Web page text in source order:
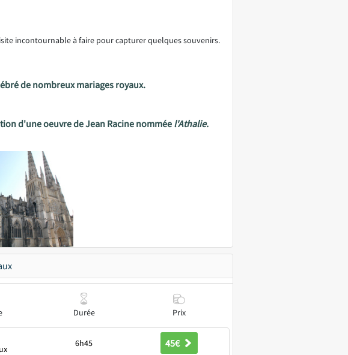
incontournable à faire pour capturer quelques souvenirs.
de nombreux mariages royaux.
d'une oeuvre de Jean Racine nommée l'Athalie.
Durée Prix
6h45 45€